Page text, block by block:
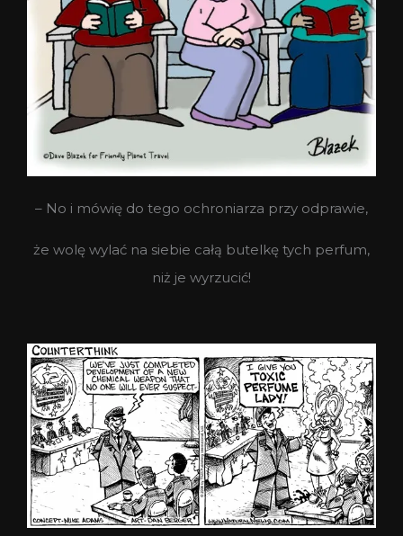
– No i mówię do tego ochroniarza przy odprawie,
że wolę wylać na siebie całą butelkę tych perfum,
niż je wyrzucić!